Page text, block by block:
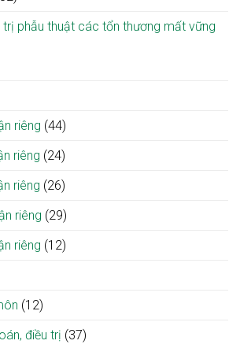
phương
sự
sống
trị phẫu thuật các tổn thương mất vững
riêng (44)
riêng (24)
riêng (26)
riêng (29)
riêng (12)
(12)
điều trị (37)